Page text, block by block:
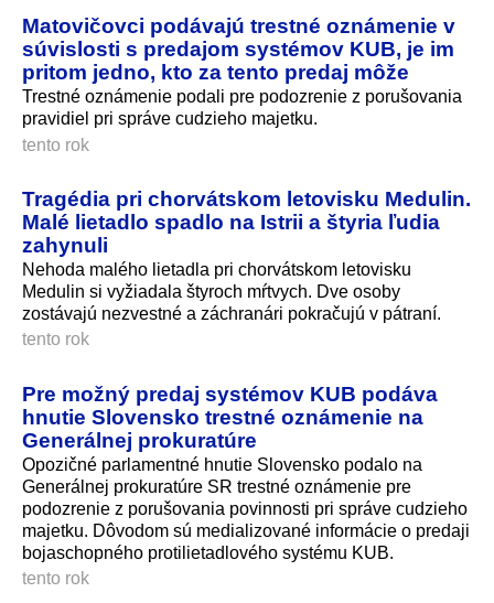
Matovičovci podávajú trestné oznámenie v
súvislosti s predajom systémov KUB, je im
pritom jedno, kto za tento predaj môže
Trestné oznámenie podali pre podozrenie z porušovania
pravidiel pri správe cudzieho majetku.
tento rok
Tragédia pri chorvátskom letovisku Medulin.
Malé lietadlo spadlo na Istrii a štyria ľudia
zahynuli
Nehoda malého lietadla pri chorvátskom letovisku
Medulin si vyžiadala štyroch mŕtvych. Dve osoby
zostávajú nezvestné a záchranári pokračujú v pátraní.
tento rok
Pre možný predaj systémov KUB podáva
hnutie Slovensko trestné oznámenie na
Generálnej prokuratúre
Opozičné parlamentné hnutie Slovensko podalo na
Generálnej prokuratúre SR trestné oznámenie pre
podozrenie z porušovania povinnosti pri správe cudzieho
majetku. Dôvodom sú medializované informácie o predaji
bojaschopného protilietadlového systému KUB.
tento rok